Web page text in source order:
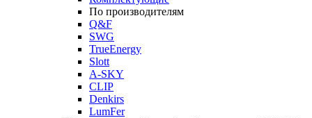
По производителям
Q&F
SWG
TrueEnergy
Slott
A-SKY
CLIP
Denkirs
LumFer